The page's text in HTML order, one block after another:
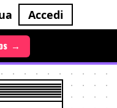
Accedi
→
→